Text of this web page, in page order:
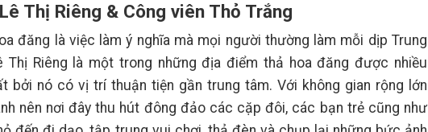
Thị Riêng & Công viên Thỏ Trắng
đăng là việc làm ý nghĩa mà mọi người thường làm mỗi dịp Trung
Thị Riêng là một trong những địa điểm thả hoa đăng được nhiều
bởi nó có vị trí thuận tiện gần trung tâm. Với không gian rộng lớn
nên nơi đây thu hút đông đảo các cặp đôi, các bạn trẻ cũng như